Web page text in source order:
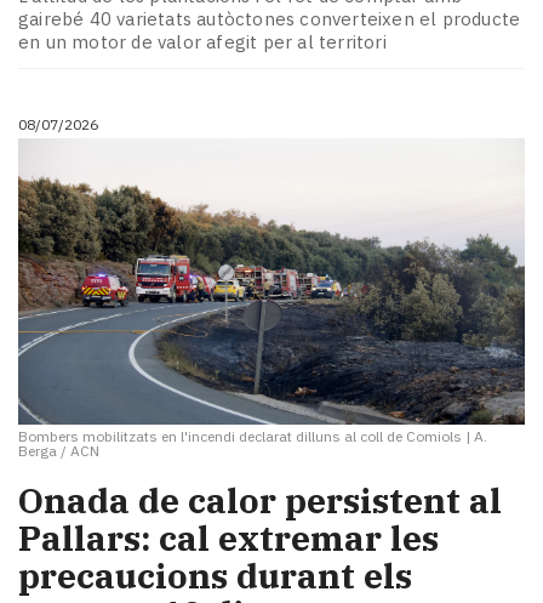
gairebé 40 varietats autòctones converteixen el producte
en un motor de valor afegit per al territori
08/07/2026
Bombers mobilitzats en l'incendi declarat dilluns al coll de Comiols | A.
Berga / ACN
Onada de calor persistent al
Pallars: cal extremar les
precaucions durant els